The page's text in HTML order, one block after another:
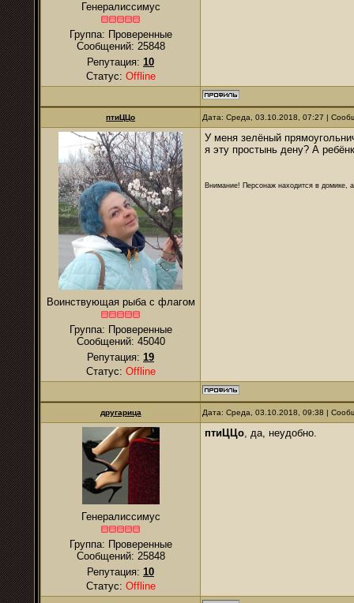
Генералиссимус
Группа: Проверенные
Сообщений: 25848
Репутация: 10
Статус: Offline
птиЦЦо Дата: Среда, 03.10.2018, 07:27 |
Воинствующая рыба с флагом
Группа: Проверенные
Сообщений: 45040
Репутация: 19
Статус: Offline
У меня зелёный
я эту простынь дену? А
Внимание! Персонаж находится в домике,
другарица Дата: Среда, 03.10.2018, 09:38 |
Генералиссимус
Группа: Проверенные
Сообщений: 25848
Репутация: 10
Статус: Offline
птиЦЦо, да, неудобно.